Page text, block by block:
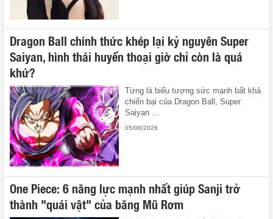
Dragon Ball chính thức khép lại kỷ nguyên Super
Saiyan, hình thái huyền thoại giờ chỉ còn là quá
khứ?
Từng là biểu tượng sức mạnh bất khả
chiến bại của Dragon Ball, Super
Saiyan ...
05/08/2026
One Piece: 6 năng lực mạnh nhất giúp Sanji trở
thành "quái vật" của băng Mũ Rơm